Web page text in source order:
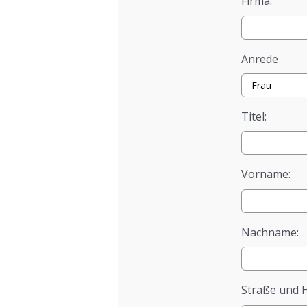
Anrede
Titel:
Vorname:
Nachname:
Straße und